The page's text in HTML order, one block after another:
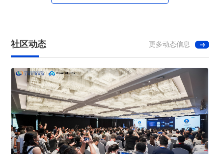
更多动态信息
社区动态